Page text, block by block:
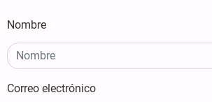
Nombre
Correo electrónico